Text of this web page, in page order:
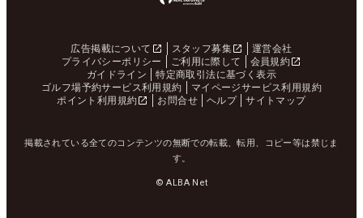
広告掲載について スタッフ募集
運営会社
プライバシーポリシー
ご利用に際して
会員規約
ガイドライン
特定商取引法に基づく表示
ゴルフ場予約サービス利用規約
マイページサービス利用規約
ポイント利用規約
お問合せ ヘルプ サイトマップ
掲載されている全てのコンテンツの無断での転載、転用、コピー等は禁じま
す。
© ALBA Net